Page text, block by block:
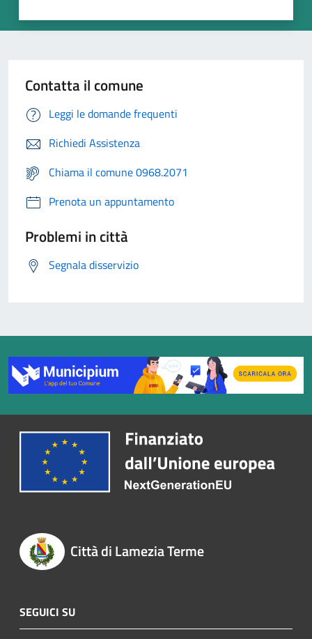
Contatta il comune
Leggi le domande frequenti
Richiedi Assistenza
Chiama il comune 0968.2071
Prenota un appuntamento
Problemi in città
Segnala disservizio
Città di Lamezia Terme
SEGUICI SU